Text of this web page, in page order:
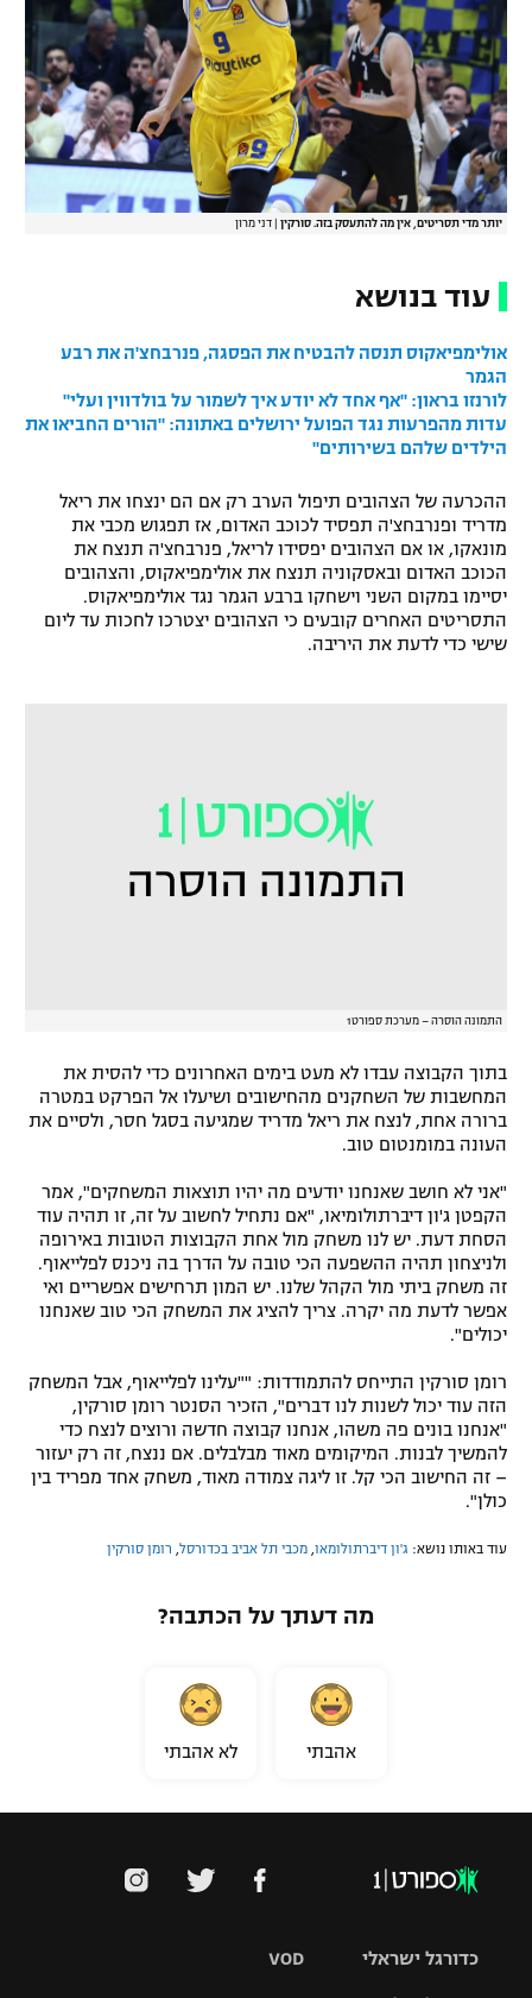
לוח דרושים – ג'ובנט
תגיות
המגזין
יותר מדי תסריטים, אין מה להתעסק בזה. סורקין דני מרון
עוד בנושא
אולימפיאקוס תנסה להבטיח את הפסגה, פנרבחצ'ה את רבע
הגמר
לורנזו בראון: "אף אחד לא יודע איך לשמור על בולדווין ועלי"
עדות מהפרעות נגד הפועל ירושלים באתונה: "הורים החביאו את
הילדים שלהם בשירותים"
ההכרעה של הצהובים תיפול הערב רק אם הם ינצחו את ריאל
מדריד ופנרבחצ'ה תפסיד לכוכב האדום, אז תפגוש מכבי את
מונאקו, או אם הצהובים יפסידו לריאל, פנרבחצ'ה תנצח את
הכוכב האדום ובאסקוניה תנצח את אולימפיאקוס, והצהובים
יסיימו במקום השני וישחקו ברבע הגמר נגד אולימפיאקוס.
התסריטים האחרים קובעים כי הצהובים יצטרכו לחכות עד ליום
שישי כדי לדעת את היריבה.
התמונה הוסרה – מערכת ספורט1
בתוך הקבוצה עבדו לא מעט בימים האחרונים כדי להסית את
המחשבות של השחקנים מהחישובים ושיעלו אל הפרקט במטרה
ברורה אחת, לנצח את ריאל מדריד שמגיעה בסגל חסר, ולסיים את
העונה במומנטום טוב.
"אני לא חושב שאנחנו יודעים מה יהיו תוצאות המשחקים", אמר
הקפטן ג'ון דיברתולומיאו, "אם נתחיל לחשוב על זה, זו תהיה עוד
הסחת דעת. יש לנו משחק מול אחת הקבוצות הטובות באירופה
ולניצחון תהיה ההשפעה הכי טובה על הדרך בה ניכנס לפלייאוף.
זה משחק ביתי מול הקהל שלנו. יש המון תרחישים אפשריים ואי
אפשר לדעת מה יקרה. צריך להציג את המשחק הכי טוב שאנחנו
יכולים".
רומן סורקין התייחס להתמודדות: ""עלינו לפלייאוף, אבל המשחק
הזה עוד יכול לשנות לנו דברים", הזכיר הסנטר רומן סורקין,
"אנחנו בונים פה משהו, אנחנו קבוצה חדשה ורוצים לנצח כדי
להמשיך לבנות. המיקומים מאוד מבלבלים. אם ננצח, זה רק יעזור
– זה החישוב הכי קל. זו ליגה צמודה מאוד, משחק אחד מפריד בין
כולן".
עוד באותו נושא: ג'ון דיברתולומאו מכבי תל אביב בכדורסל רומן סורקין
מה דעתך על הכתבה?
אהבתי לא אהבתי
VOD כדורגל ישראלי